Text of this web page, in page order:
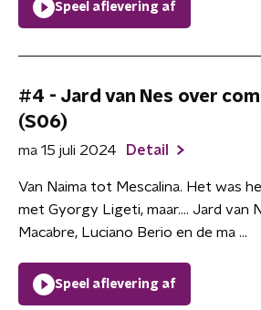
Speel aflevering af
#4 - Jard van Nes over
(S06)
ma 15 juli 2024 Detail
Van Naima tot Mescalina. Het was
met Gyorgy Ligeti, maar.... Jard van
Macabre, Luciano Berio en de ma ...
Speel aflevering af